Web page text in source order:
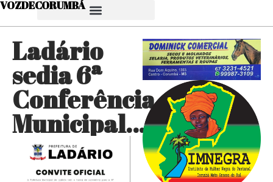
VOZDECORUMBÁ
Ladário
sedia 6ª
Conferência
Municipal…